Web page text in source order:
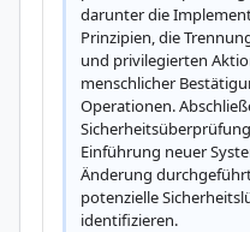
darunter die
Prinzipien, die
und privilegierten
menschlicher
Operationen.
Einführung neuer
Änderung
potenzielle
identifizieren.